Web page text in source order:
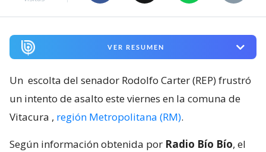
VER RESUMEN
Un escolta del senador Rodolfo Carter (REP) frustró
un intento de asalto este viernes en la comuna de
Vitacura , región Metropolitana (RM).
Según información obtenida por Radio Bío Bío, el